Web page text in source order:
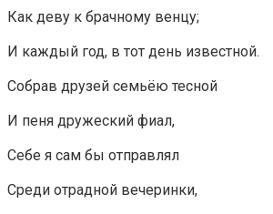
Как деву к брачному венцу;
И каждый год, в тот день известной.
Собрав друзей семьёю тесной
И пеня дружеский фиал,
Себе я сам бы отправлял
Среди отрадной вечеринки,